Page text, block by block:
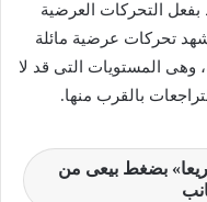
التحركات العرضية
تحركات عرضية مائلة
ادنى متسوى 11600 نقطة، وهى المستويات التى قد لا
بالقرب منها.
بضغط بيعى من